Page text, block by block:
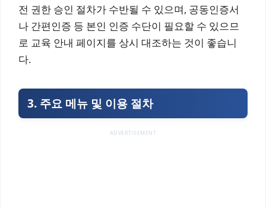
전 권한 승인 절차가 수반될 수 있으며, 공동인증서
나 간편인증 등 본인 인증 수단이 필요할 수 있으므
로 교육 안내 페이지를 상시 대조하는 것이 좋습니
다.
3. 주요 메뉴 및 이용 절차
ADVERTISEMENT